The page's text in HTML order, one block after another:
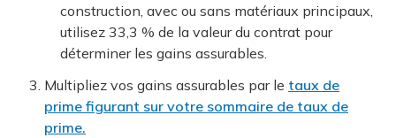
construction, avec ou sans matériaux principaux,
utilisez 33,3 % de la valeur du contrat pour
déterminer les gains assurables.
Multipliez vos gains assurables par le taux de
prime figurant sur votre sommaire de taux de
prime.